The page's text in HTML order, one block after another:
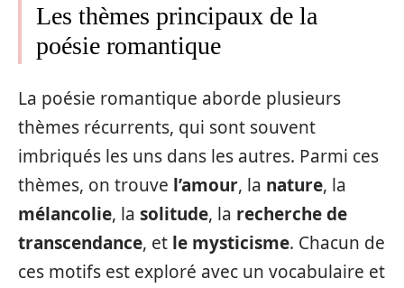
Les thèmes principaux de la
poésie romantique
La poésie romantique aborde plusieurs
thèmes récurrents, qui sont souvent
imbriqués les uns dans les autres. Parmi ces
thèmes, on trouve l’amour, la nature, la
mélancolie, la solitude, la recherche de
transcendance, et le mysticisme. Chacun de
ces motifs est exploré avec un vocabulaire et